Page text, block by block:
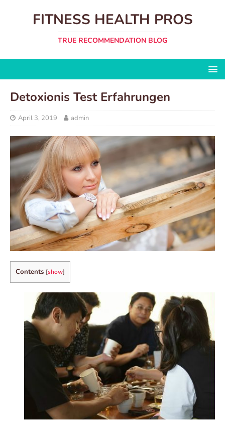
FITNESS HEALTH PROS
TRUE RECOMMENDATION BLOG
Detoxionis Test Erfahrungen
April 3, 2019 admin
Contents [show]